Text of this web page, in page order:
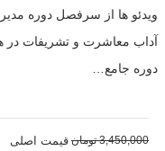
ویدئو ها از سرفصل دوره
آداب معاشرت و تشریفات در
دوره جامع…
3,450,000 تومان قیمت اصلی